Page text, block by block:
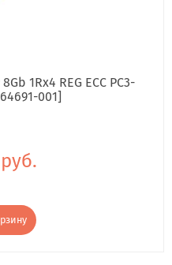
1Rx4 REG ECC PC3-
001]